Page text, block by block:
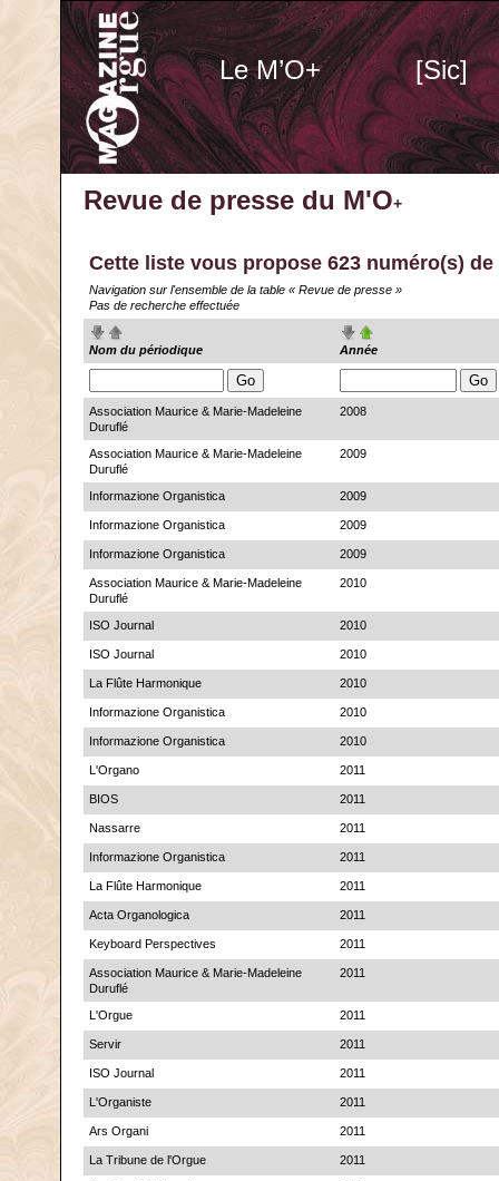
Le M’O+ [Sic]
Revue de presse du M'O+
Cette liste vous propose 623 numéro(s) de
Navigation sur l'ensemble de la table « Revue de presse »
Pas de recherche effectuée
Nom du périodique Année
Association Maurice & Marie-Madeleine
Duruflé
2008
Association Maurice & Marie-Madeleine
Duruflé
2009
Informazione Organistica 2009
Informazione Organistica 2009
Informazione Organistica 2009
Association Maurice & Marie-Madeleine
Duruflé
2010
ISO Journal 2010
ISO Journal 2010
La Flûte Harmonique 2010
Informazione Organistica 2010
Informazione Organistica 2010
L'Organo 2011
BIOS 2011
Nassarre 2011
Informazione Organistica 2011
La Flûte Harmonique 2011
Acta Organologica 2011
Keyboard Perspectives 2011
Association Maurice & Marie-Madeleine
Duruflé
2011
L'Orgue 2011
Servir 2011
ISO Journal 2011
L'Organiste 2011
Ars Organi 2011
La Tribune de l'Orgue 2011